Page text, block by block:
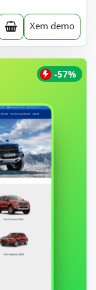
Xem demo
-57%